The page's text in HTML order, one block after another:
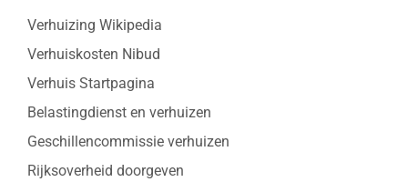
Verhuizing Wikipedia
Verhuiskosten Nibud
Verhuis Startpagina
Belastingdienst en verhuizen
Geschillencommissie verhuizen
Rijksoverheid doorgeven